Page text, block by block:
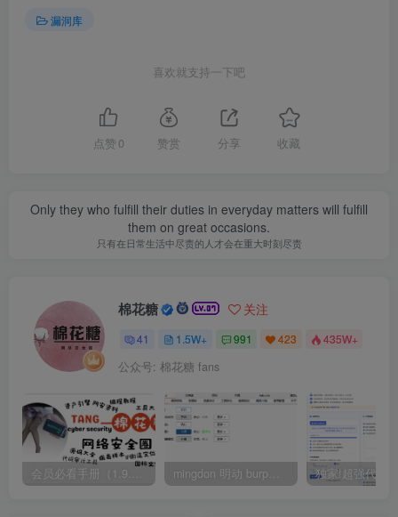
漏洞库
喜欢就支持一下吧
点赞 0 赞赏 分享 收藏
Only they who fulfill their duties in everyday matters will fulfill
them on great occasions.
只有在日常生活中尽责的人才会在重大时刻尽责
棉花糖 关注
41 1.5W+ 991 423 435W+
公众号: 棉花糖 fans
会员必看手册（1.9.0版本 26.4.5更新） mingdon 明动 burp插件0.2.6版本 本地时间校验去除版